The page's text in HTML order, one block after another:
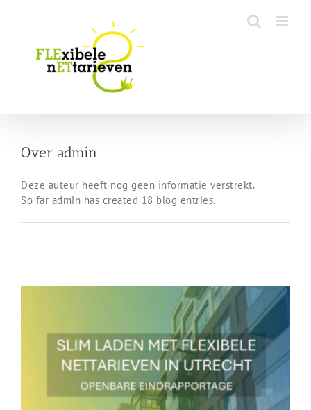
Over admin
Deze auteur heeft nog geen informatie verstrekt.
So far admin has created 18 blog entries.